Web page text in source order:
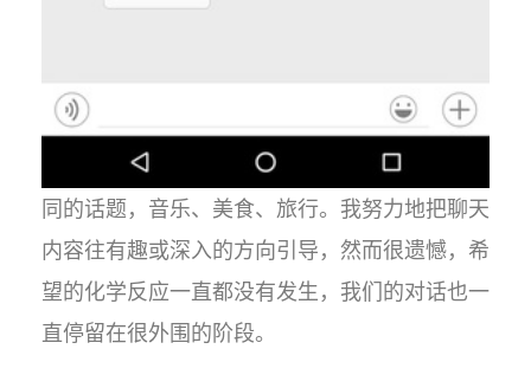
同的话题，音乐、美食、旅行。我努力地把聊天
内容往有趣或深入的方向引导，然而很遗憾，希
望的化学反应一直都没有发生，我们的对话也一
直停留在很外围的阶段。